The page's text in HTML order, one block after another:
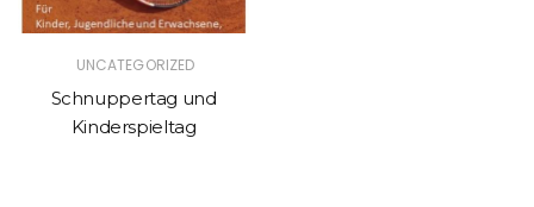
UNCATEGORIZED
Schnuppertag und
Kinderspieltag